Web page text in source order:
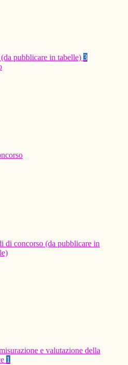
pubblicare in tabelle) 3
di concorso (da pubblicare in
e valutazione della
1